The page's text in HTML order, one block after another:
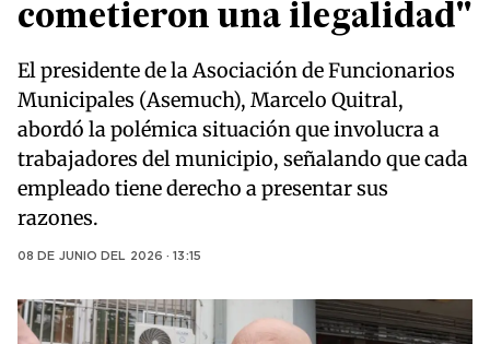
cometieron una ilegalidad"
El presidente de la Asociación de Funcionarios
Municipales (Asemuch), Marcelo Quitral,
abordó la polémica situación que involucra a
trabajadores del municipio, señalando que cada
empleado tiene derecho a presentar sus
razones.
08 DE JUNIO DEL 2026 · 13:15